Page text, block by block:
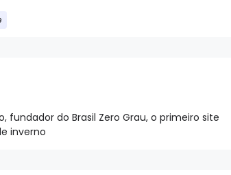
do Brasil Zero Grau, o primeiro site
inverno